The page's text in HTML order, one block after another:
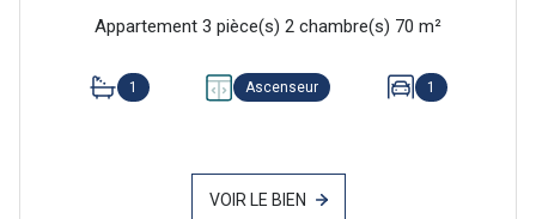
Appartement 3 pièce(s) 2 chambre(s) 70 m²
1 Ascenseur 1
VOIR LE BIEN